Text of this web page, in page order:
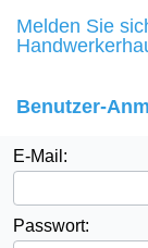
Melden Sie
Benutzer-
E-Mail:
Passwort: